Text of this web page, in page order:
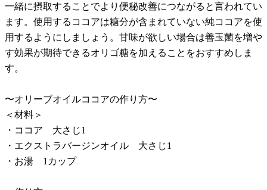
一緒に摂取することでより便秘改善につながると言われてい
ます。使用するココアは糖分が含まれていない純ココアを使
用するようにしましょう。甘味が欲しい場合は善玉菌を増や
す効果が期待できるオリゴ糖を加えることをおすすめしま
す。
〜オリーブオイルココアの作り方〜
＜材料＞
・ココア 大さじ1
・エクストラバージンオイル 大さじ1
・お湯 1カップ